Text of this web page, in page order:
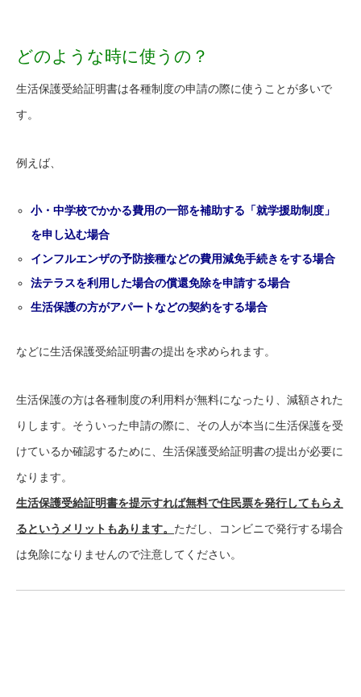
どのような時に使うの？
生活保護受給証明書は各種制度の申請の際に使うことが多いで
す。
例えば、
小・中学校でかかる費用の一部を補助する「就学援助制度」
を申し込む場合
インフルエンザの予防接種などの費用減免手続きをする場合
法テラスを利用した場合の償還免除を申請する場合
生活保護の方がアパートなどの契約をする場合
などに生活保護受給証明書の提出を求められます。
生活保護の方は各種制度の利用料が無料になったり、減額された
りします。そういった申請の際に、その人が本当に生活保護を受
けているか確認するために、生活保護受給証明書の提出が必要に
なります。
生活保護受給証明書を提示すれば無料で住民票を発行してもらえ
るというメリットもあります。 ただし、コンビニで発行する場合
は免除になりませんので注意してください。